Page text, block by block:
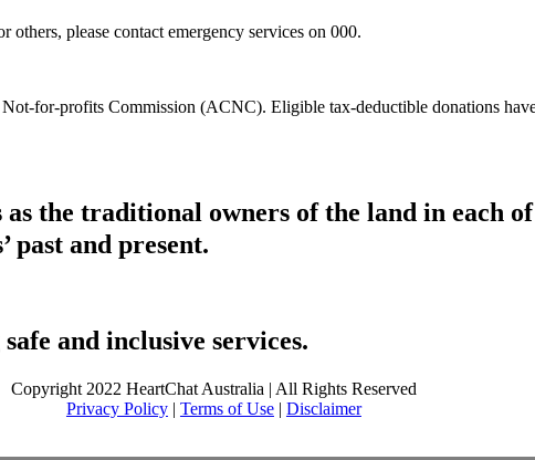
please contact emergency services on 000.
for-profits Commission (ACNC). Eligible tax-deductible donations
the traditional owners of the land in each
past and present.
and inclusive services.
Copyright 2022 HeartChat Australia | All Rights Reserved
Privacy Policy| Terms of Use| Disclaimer